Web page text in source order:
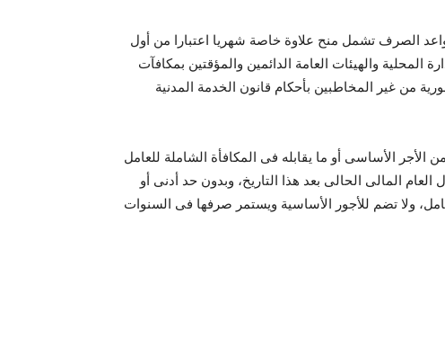
الصرف تشمل منح علاوة خاصة شهريا اعتبارا من أول
الإدارة المحلية والهيئات العامة الدائمين والمؤقتين بمكافآت
من غير المخاطبين بأحكام قانون الخدمة المدنية
قدرى أن قيمة العلاوة تحسب على أساس 10% من الأجر الأساسى أو ما يقابله فى المكافأة الشاملة للعامل
يعين خلال العام المالى الحالى بعد هذا التاريخ، وبدون حد أدنى أو
ولا تضم للأجور الأساسية ويستمر صرفها فى السنوات